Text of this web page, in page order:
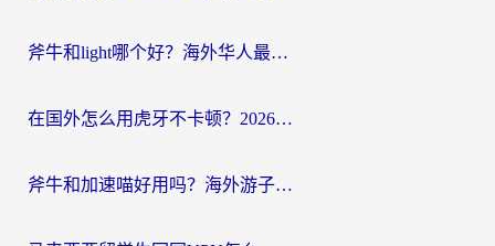
斧牛和light哪个好？海外华人最关心的回国加速器选择难题，一篇讲透
在国外怎么用虎牙不卡顿？2026海外华人亲测有效的回国加速器选择指南
斧牛和加速喵好用吗？海外游子的真实选择困境